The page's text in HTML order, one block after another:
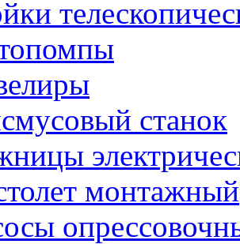
станок
монтажный